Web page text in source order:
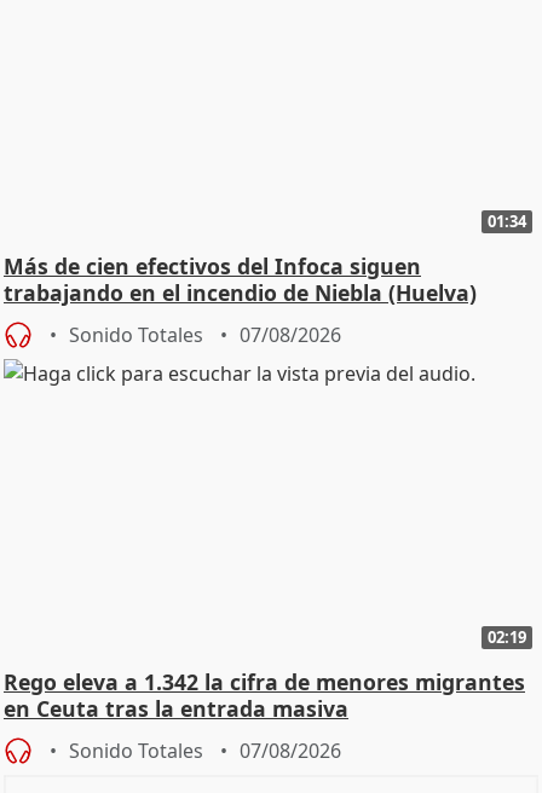
01:34
Más de cien efectivos del Infoca siguen
trabajando en el incendio de Niebla (Huelva)
Sonido Totales 07/08/2026
02:19
Rego eleva a 1.342 la cifra de menores migrantes
en Ceuta tras la entrada masiva
Sonido Totales 07/08/2026